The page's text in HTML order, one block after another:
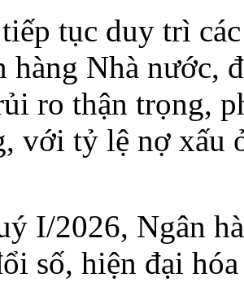
tục duy trì
hàng Nhà nước,
ro thận trọng,
với tỷ lệ nợ xấu
I/2026, Ngân
số, hiện đại